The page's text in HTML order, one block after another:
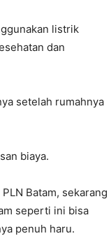
listrik
dan
setelah rumahnya
biaya.
Batam, sekarang
seperti ini bisa
penuh haru.